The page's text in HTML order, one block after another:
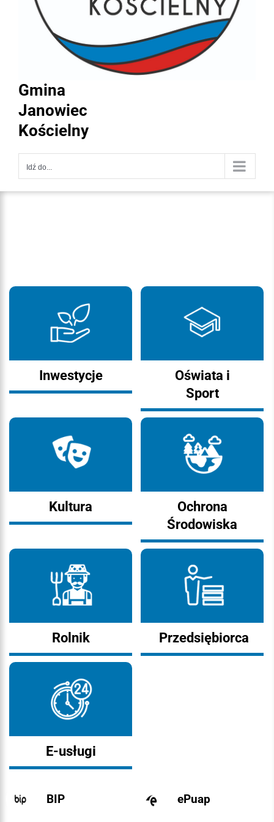
Gmina
Janowiec
Kościelny
Idź do...
Inwestycje
Oświata i
Sport
Kultura
Ochrona
Środowiska
Rolnik Przedsiębiorca
E-usługi
BIP ePuap